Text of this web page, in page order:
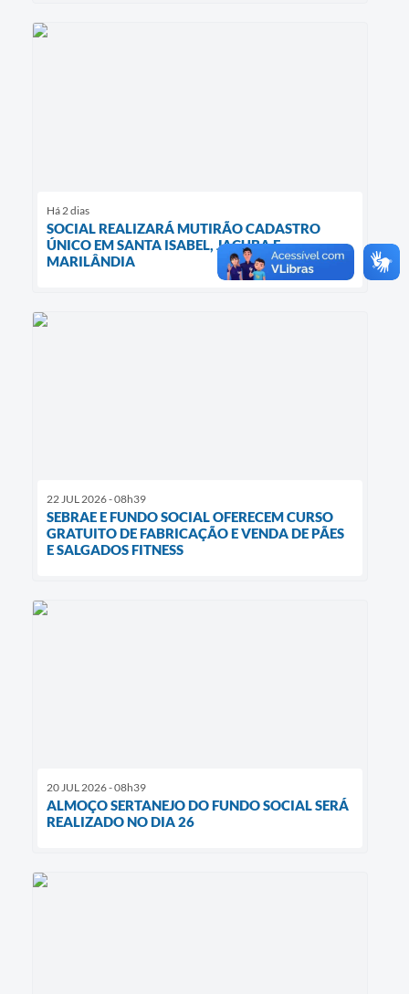
Há 2 dias
SOCIAL REALIZARÁ MUTIRÃO CADASTRO
ÚNICO EM SANTA ISABEL, JACUBA E
MARILÂNDIA
22 JUL 2026 - 08h39
SEBRAE E FUNDO SOCIAL OFERECEM CURSO
GRATUITO DE FABRICAÇÃO E VENDA DE PÃES
E SALGADOS FITNESS
20 JUL 2026 - 08h39
ALMOÇO SERTANEJO DO FUNDO SOCIAL SERÁ
REALIZADO NO DIA 26